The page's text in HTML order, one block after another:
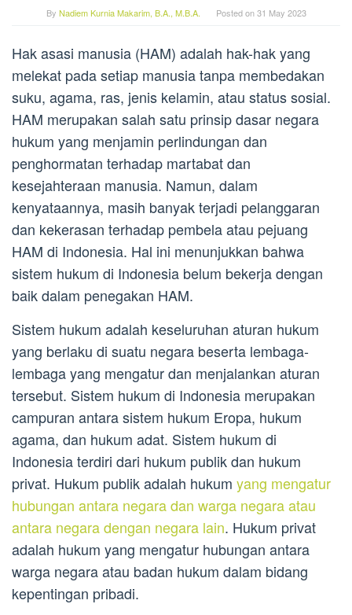
By Nadiem Kurnia Makarim, B.A., M.B.A. Posted on31 May 2023
Hak asasi manusia (HAM) adalah hak-hak yang
melekat pada setiap manusia tanpa membedakan
suku, agama, ras, jenis kelamin, atau status sosial.
HAM merupakan salah satu prinsip dasar negara
hukum yang menjamin perlindungan dan
penghormatan terhadap martabat dan
kesejahteraan manusia. Namun, dalam
kenyataannya, masih banyak terjadi pelanggaran
dan kekerasan terhadap pembela atau pejuang
HAM di Indonesia. Hal ini menunjukkan bahwa
sistem hukum di Indonesia belum bekerja dengan
baik dalam penegakan HAM.
Sistem hukum adalah keseluruhan aturan hukum
yang berlaku di suatu negara beserta lembaga-
lembaga yang mengatur dan menjalankan aturan
tersebut. Sistem hukum di Indonesia merupakan
campuran antara sistem hukum Eropa, hukum
agama, dan hukum adat. Sistem hukum di
Indonesia terdiri dari hukum publik dan hukum
privat. Hukum publik adalah hukum yang mengatur
hubungan antara negara dan warga negara atau
antara negara dengan negara lain. Hukum privat
adalah hukum yang mengatur hubungan antara
warga negara atau badan hukum dalam bidang
kepentingan pribadi.